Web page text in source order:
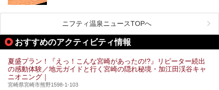
あるんです。
宮崎など都市の中心部から、離れた所にある温泉旅館などに
ぜひ参考にして、宮崎でのサウナライフを楽しみましょう！
ニフティ温泉ニュースTOPへ
おすすめのアクティビティ情報
夏盛プラン！『えっ！こんな宮崎があったの!?』リピーター続出
の感動体験／地元ガイドと行く宮崎の隠れ秘境・加江田渓谷キャ
ニオニング｜
宮崎県宮崎市熊野1598-1-103